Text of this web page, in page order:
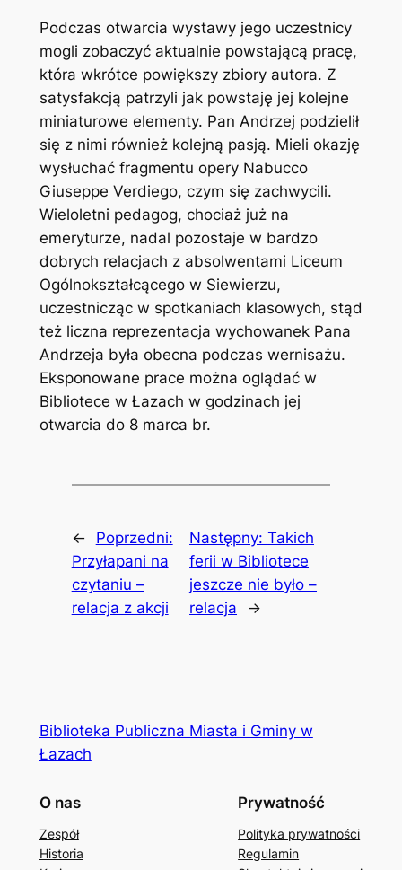
Podczas otwarcia wystawy jego uczestnicy
mogli zobaczyć aktualnie powstającą pracę,
która wkrótce powiększy zbiory autora. Z
satysfakcją patrzyli jak powstaję jej kolejne
miniaturowe elementy. Pan Andrzej podzielił
się z nimi również kolejną pasją. Mieli okazję
wysłuchać fragmentu opery Nabucco
Giuseppe Verdiego, czym się zachwycili.
Wieloletni pedagog, chociaż już na
emeryturze, nadal pozostaje w bardzo
dobrych relacjach z absolwentami Liceum
Ogólnokształcącego w Siewierzu,
uczestnicząc w spotkaniach klasowych, stąd
też liczna reprezentacja wychowanek Pana
Andrzeja była obecna podczas wernisażu.
Eksponowane prace można oglądać w
Bibliotece w Łazach w godzinach jej
otwarcia do 8 marca br.
←
Poprzedni:
Przyłapani na
czytaniu –
relacja z akcji
Następny:Takich
ferii w Bibliotece
jeszcze nie było –
relacja
→
Biblioteka Publiczna Miasta i Gminy w
Łazach
O nas
Zespół
Historia
Prywatność
Polityka prywatności
Regulamin